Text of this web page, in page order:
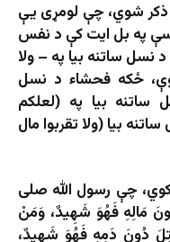
شوي، چې لومړی یې
په بل ایت کې د نفس
نسل ساتنه بیا په – ولا
ځکه فحشاء د نسل
ساتنه بیا په (لعلکم
بیا (ولا تقربوا مال
چې رسول الله صلی
مَالِهِ فَهُوَ شَهِيدٌ، وَمَنْ
دُونَ دَمِهِ فَهُوَ شَهِيدٌ،